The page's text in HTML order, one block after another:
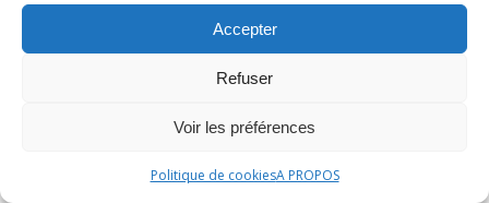
Accepter
Refuser
Voir les préférences
Politique de cookiesA PROPOS
Ligue 2
LOSC